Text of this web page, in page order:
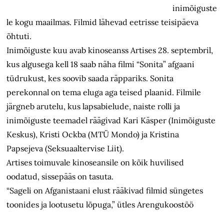
inimõiguste
le kogu maailmas. Filmid lähevad eetrisse teisipäeva
õhtuti.
Inimõiguste kuu avab kinoseanss Artises 28. septembril,
kus algusega kell 18 saab näha filmi “Sonita” afgaani
tüdrukust, kes soovib saada räppariks. Sonita
perekonnal on tema eluga aga teised plaanid. Filmile
järgneb arutelu, kus lapsabielude, naiste rolli ja
inimõiguste teemadel räägivad Kari Käsper (Inimõiguste
Keskus), Kristi Ockba (MTÜ Mondo) ja Kristina
Papsejeva (Seksuaaltervise Liit).
Artises toimuvale kinoseansile on kõik huvilised
oodatud, sissepääs on tasuta.
“Sageli on Afganistaani elust rääkivad filmid süngetes
toonides ja lootusetu lõpuga,” ütles Arengukoostöö